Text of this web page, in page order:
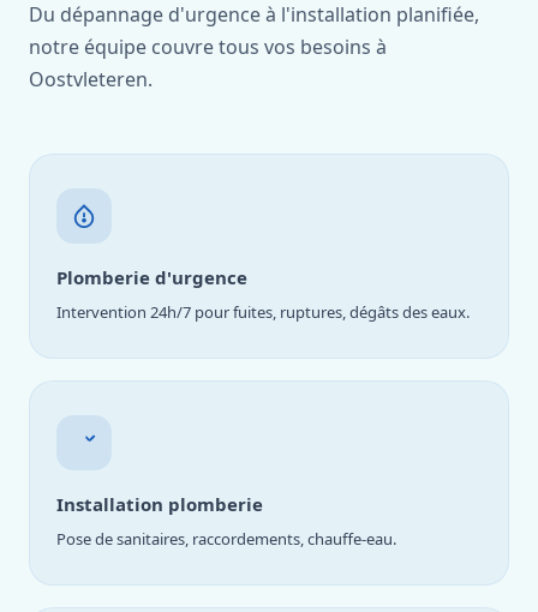
Du dépannage d'urgence à l'installation planifiée,
notre équipe couvre tous vos besoins à
Oostvleteren.
Plomberie d'urgence
Intervention 24h/7 pour fuites, ruptures, dégâts des eaux.
Installation plomberie
Pose de sanitaires, raccordements, chauffe-eau.